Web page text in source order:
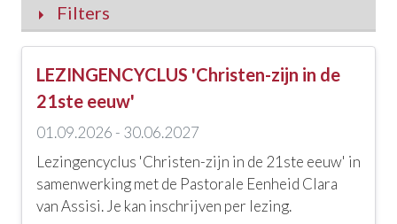
Filters
Alle categorieën
Kinderopvang en -zorg
Ethiek, zingeving en religie
Geestelijke gezondheidszorg
LEZINGENCYCLUS 'Christen-zijn in de
21ste eeuw'
01.09.2026 - 30.06.2027
Lezingencyclus 'Christen-zijn in de 21ste eeuw' in
samenwerking met de Pastorale Eenheid Clara
van Assisi. Je kan inschrijven per lezing.